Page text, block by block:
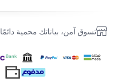
تسوق آمن، بياناتك محمية دائمًا